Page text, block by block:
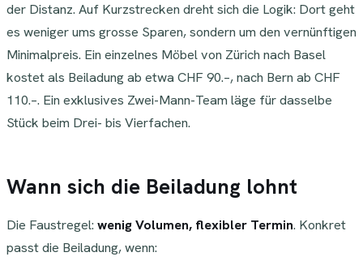
der Distanz. Auf Kurzstrecken dreht sich die Logik: Dort geht
es weniger ums grosse Sparen, sondern um den vernünftigen
Minimalpreis. Ein einzelnes Möbel von Zürich nach Basel
kostet als Beiladung ab etwa CHF 90.–, nach Bern ab CHF
110.–. Ein exklusives Zwei-Mann-Team läge für dasselbe
Stück beim Drei- bis Vierfachen.
Wann sich die Beiladung lohnt
Die Faustregel: wenig Volumen, flexibler Termin. Konkret
passt die Beiladung, wenn: